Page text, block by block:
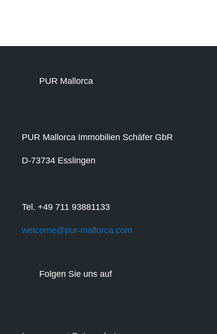
PUR Mallorca
PUR Mallorca Immobilien Schäfer GbR
D-73734 Esslingen
Tel. +49 711 93881133
welcome@pur-mallorca.com
Folgen Sie uns auf